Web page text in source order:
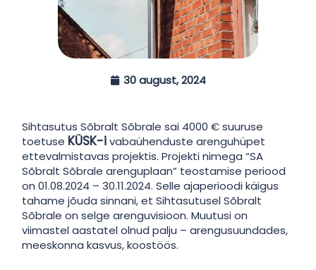
30 august, 2024
Sihtasutus Sõbralt Sõbrale sai 4000 € suuruse
toetuse KÜSK-ivabaühenduste arenguhüpet
ettevalmistavas projektis. Projekti nimega “SA
Sõbralt Sõbrale arenguplaan” teostamise periood
on 01.08.2024 – 30.11.2024. Selle ajaperioodi käigus
tahame jõuda sinnani, et Sihtasutusel Sõbralt
Sõbrale on selge arenguvisioon. Muutusi on
viimastel aastatel olnud palju – arengusuundades,
meeskonna kasvus, koostöös.